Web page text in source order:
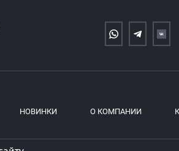
НОВИНКИ О КОМПАНИИ